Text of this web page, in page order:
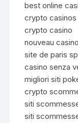
best online
crypto casinos
crypto casino
nouveau
site de paris
casino senza
migliori siti
crypto
siti
siti